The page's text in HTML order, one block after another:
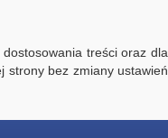
treści oraz dla
strony bez zmiany ustawień